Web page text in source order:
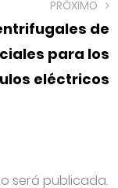
PRÓXIMO
de
para los
eléctricos
será publicada.